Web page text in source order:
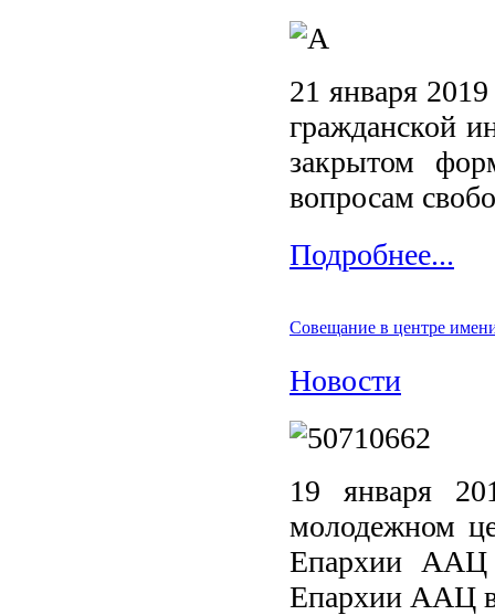
21 января
гражданской
закрытом
вопросам
Подробнее...
Совещание в центре
Новости
19 января
молодежном
Епархии ААЦ
Епархии ААЦ в